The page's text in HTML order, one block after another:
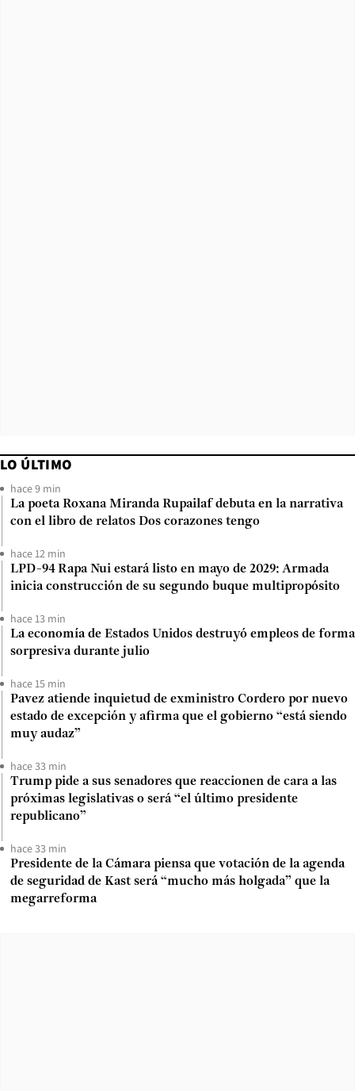
LO ÚLTIMO
hace 9 min
La poeta Roxana Miranda Rupailaf debuta en la narrativa
con el libro de relatos Dos corazones tengo
hace 12 min
LPD-94 Rapa Nui estará listo en mayo de 2029: Armada
inicia construcción de su segundo buque multipropósito
hace 13 min
La economía de Estados Unidos destruyó empleos de forma
sorpresiva durante julio
hace 15 min
Pavez atiende inquietud de exministro Cordero por nuevo
estado de excepción y afirma que el gobierno “está siendo
muy audaz”
hace 33 min
Trump pide a sus senadores que reaccionen de cara a las
próximas legislativas o será “el último presidente
republicano”
hace 33 min
Presidente de la Cámara piensa que votación de la agenda
de seguridad de Kast será “mucho más holgada” que la
megarreforma